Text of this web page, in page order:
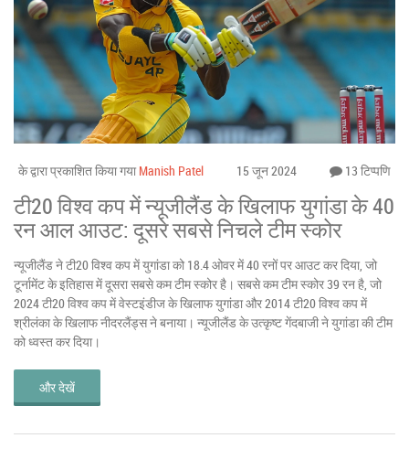
के द्वारा प्रकाशित किया गया Manish Patel 15 जून 2024 13 टिप्पणि
टी20 विश्व कप में न्यूजीलैंड के खिलाफ युगांडा के 40
रन आल आउट: दूसरे सबसे निचले टीम स्कोर
न्यूजीलैंड ने टी20 विश्व कप में युगांडा को 18.4 ओवर में 40 रनों पर आउट कर दिया, जो
टूर्नामेंट के इतिहास में दूसरा सबसे कम टीम स्कोर है। सबसे कम टीम स्कोर 39 रन है, जो
2024 टी20 विश्व कप में वेस्टइंडीज के खिलाफ युगांडा और 2014 टी20 विश्व कप में
श्रीलंका के खिलाफ नीदरलैंड्स ने बनाया। न्यूजीलैंड के उत्कृष्ट गेंदबाजी ने युगांडा की टीम
को ध्वस्त कर दिया।
और देखें